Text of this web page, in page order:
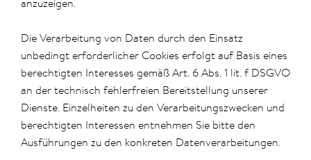
anzuzeigen.
Die Verarbeitung von Daten durch den Einsatz
unbedingt erforderlicher Cookies erfolgt auf Basis eines
berechtigten Interesses gemäß Art. 6 Abs. 1 lit. f DSGVO
an der technisch fehlerfreien Bereitstellung unserer
Dienste. Einzelheiten zu den Verarbeitungszwecken und
berechtigten Interessen entnehmen Sie bitte den
Ausführungen zu den konkreten Datenverarbeitungen.